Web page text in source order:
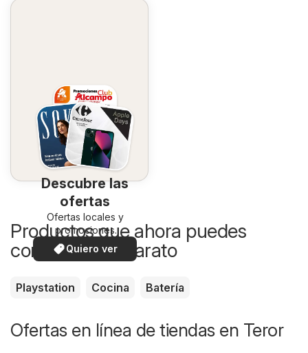
Descubre las
ofertas
Ofertas locales y
promociones
especiales.
Quiero ver
Productos que ahora puedes
comprar más barato
Playstation Cocina Batería
Ofertas en línea de tiendas en Teror